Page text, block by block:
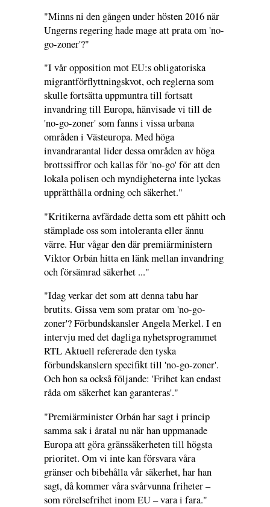
"Minns ni den gången under hösten 2016 när
Ungerns regering hade mage att prata om 'no-
go-zoner'?"
"I vår opposition mot EU:s obligatoriska
migrantförflyttningskvot, och reglerna som
skulle fortsätta uppmuntra till fortsatt
invandring till Europa, hänvisade vi till de
'no-go-zoner' som fanns i vissa urbana
områden i Västeuropa. Med höga
invandrarantal lider dessa områden av höga
brottssiffror och kallas för 'no-go' för att den
lokala polisen och myndigheterna inte lyckas
upprätthålla ordning och säkerhet."
"Kritikerna avfärdade detta som ett påhitt och
stämplade oss som intoleranta eller ännu
värre. Hur vågar den där premiärministern
Viktor Orbán hitta en länk mellan invandring
och försämrad säkerhet ..."
"Idag verkar det som att denna tabu har
brutits. Gissa vem som pratar om 'no-go-
zoner'? Förbundskansler Angela Merkel. I en
intervju med det dagliga nyhetsprogrammet
RTL Aktuell refererade den tyska
förbundskanslern specifikt till 'no-go-zoner'.
Och hon sa också följande: 'Frihet kan endast
råda om säkerhet kan garanteras'."
"Premiärminister Orbán har sagt i princip
samma sak i åratal nu när han uppmanade
Europa att göra gränssäkerheten till högsta
prioritet. Om vi inte kan försvara våra
gränser och bibehålla vår säkerhet, har han
sagt, då kommer våra svårvunna friheter –
som rörelsefrihet inom EU – vara i fara."